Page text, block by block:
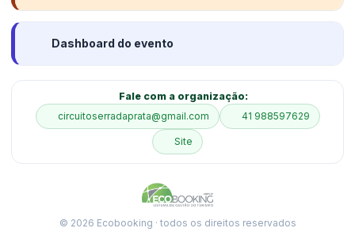
Dashboard do evento
Fale com a organização:
circuitoserradaprata@gmail.com
41 988597629
Site
© 2026 Ecobooking · todos os direitos reservados